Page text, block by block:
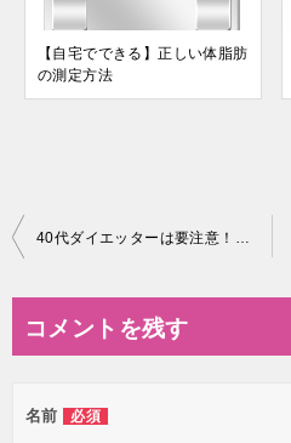
【自宅でできる】正しい体脂肪
の測定方法
投
ビ
ー
40代ダイエッターは要注意！サルコペニア肥満の3つのチェック
コメントを残す
名前 必須